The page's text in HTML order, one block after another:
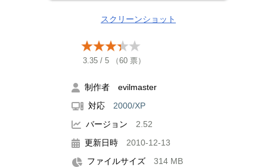
スクリーンショット
3.35 / 5 （60 票）
制作者 evilmaster
対応 2000/XP
バージョン 2.52
更新日時 2010-12-13
ファイルサイズ 314 MB